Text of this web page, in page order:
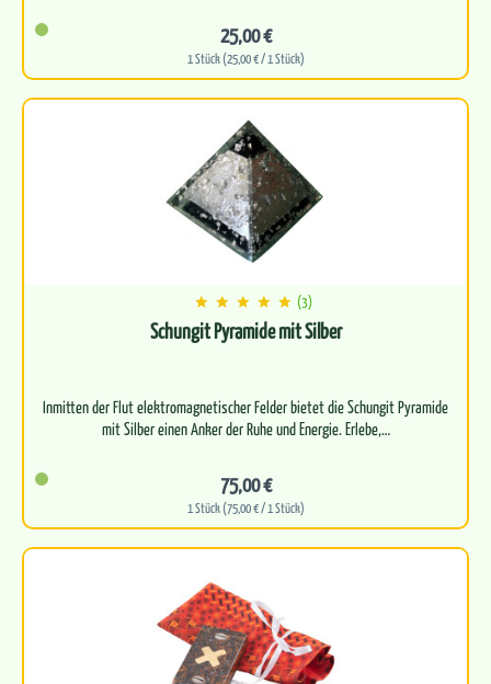
25,00 €
1 Stück (25,00 € / 1 Stück)
(3)
Schungit Pyramide mit Silber
Inmitten der Flut elektromagnetischer Felder bietet die Schungit Pyramide
mit Silber einen Anker der Ruhe und Energie. Erlebe,…
75,00 €
1 Stück (75,00 € / 1 Stück)